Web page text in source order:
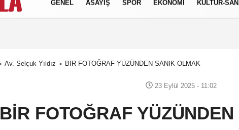
Gizlilik Politikası
GENEL ASAYİŞ SPOR EKONOMİ KÜLTÜR-
Av. Selçuk Yıldız BİR FOTOĞRAF YÜZÜNDEN SANIK OLMAK
23 Eylül 2025 - 11:02
BİR FOTOĞRAF